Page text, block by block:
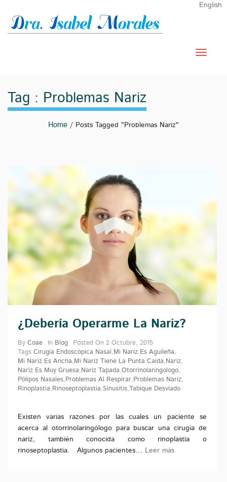
English
Tag : Problemas Nariz
Home / Posts Tagged "problemas Nariz"
¿Debería Operarme La Nariz?
By Coae In Blog Posted On 2 Octubre, 2015
Tags Cirugía Endoscópica Nasal , Mi Nariz Es Aguileña,
Mi Nariz Es Ancha, Mi Nariz Tiene La Punta Caída, Nariz,
Nariz Es Muy Gruesa, Nariz Tapada,Otorrinolaringologo,
Pólipos Nasales, Problemas Al Respirar, Problemas Nariz,
Rinoplastia, Rinoseptoplastia,Sinusitis, Tabique Desviado
Existen varias razones por las cuales un paciente se
acerca al otorrinolaringólogo para buscar una cirugía de
nariz, también conocida como rinoplastia o
rinoseptoplastia. Algunos pacientes… Leer más